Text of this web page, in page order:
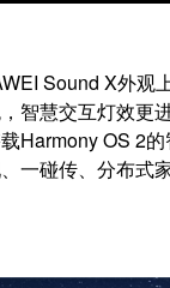
Sound X外观
智慧交互灯效更
Harmony OS 2
一碰传、分布式